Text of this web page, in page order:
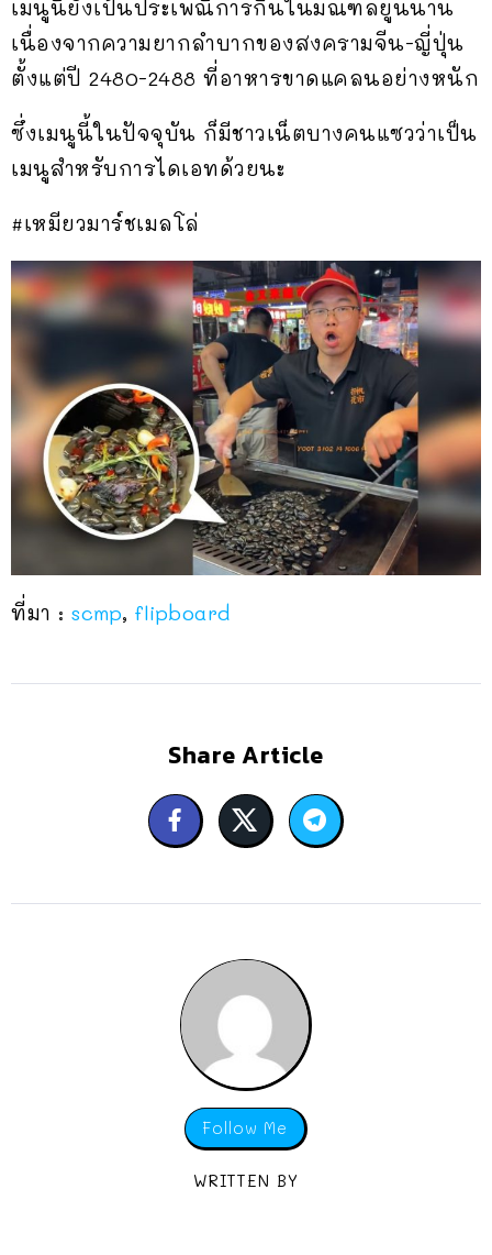
เมนูนี้ยังเป้นประเพณีการกินในมณฑลยูนนาน
เนื่องจากความยากลำบากของสงครามจีน-ญี่ปุ่น
ตั้งแต่ปี 2480-2488 ที่อาหารขาดแคลนอย่างหนัก
ซึ่งเมนูนี้ในปัจจุบัน ก็มีชาวเน็ตบางคนแซวว่าเป็น
เมนูสำหรับการไดเอทด้วยนะ
#เหมียวมาร์ชเมลโล่
ที่มา : scmp, flipboard
Share Article
Follow Me
WRITTEN BY